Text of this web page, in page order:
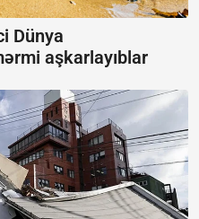
Dünya
aşkarlayıblar